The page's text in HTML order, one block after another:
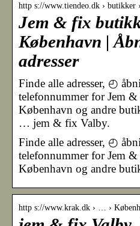
http s://www.tiendeo.dk › butikker
Jem & fix
København |
adresser
Finde alle adresser, ◴
telefonnummer for Jem
København og andre
… jem & fix Valby.
Finde alle adresser, ◴
telefonnummer for Jem
København og andre
http s://www.krak.dk › … ›